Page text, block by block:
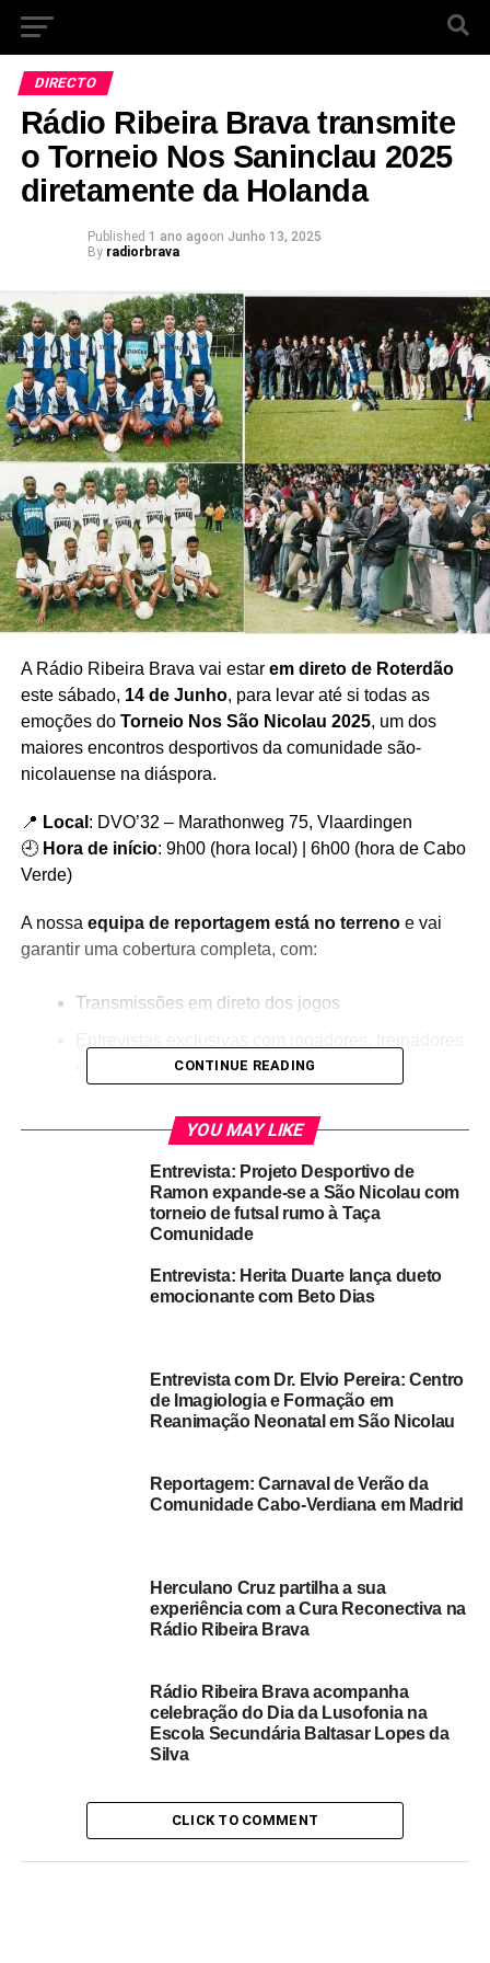
DIRECTO
Rádio Ribeira Brava transmite
o Torneio Nos Saninclau 2025
diretamente da Holanda
Published 1 ano agoon Junho 13, 2025
By radiorbrava
A Rádio Ribeira Brava vai estar em direto de Roterdão
este sábado, 14 de Junho, para levar até si todas as
emoções do Torneio Nos São Nicolau 2025, um dos
maiores encontros desportivos da comunidade são-
nicolauense na diáspora.
📍 Local : DVO’32 – Marathonweg 75, Vlaardingen
🕘 Hora de início: 9h00 (hora local) | 6h00 (hora de Cabo
Verde)
A nossa equipa de reportagem está no terrenoe vai
garantir uma cobertura completa, com:
Transmissões em direto dos jogos
e organizadores
Ambiente de festa e reencontro da comunidade
🏆 Equipas Participantes
Campinho
Queimadas
Juncalinho
Estância Brás
nicolauense espalhado pela Europa, com equipas
formadas por emigrantes, descendentes e apaixonados
pela ilha.
CONTINUE READING
YOU MAY LIKE
Entrevista: Projeto Desportivo de
Ramon expande-se a São Nicolau com
torneio de futsal rumo à Taça
Comunidade
Entrevista: Herita Duarte lança dueto
emocionante com Beto Dias
Entrevista com Dr. Elvio Pereira: Centro
de Imagiologia e Formação em
Reanimação Neonatal em São Nicolau
Reportagem: Carnaval de Verão da
Comunidade Cabo‑Verdiana em Madrid
Herculano Cruz partilha a sua
experiência com a Cura Reconectiva na
Rádio Ribeira Brava
Rádio Ribeira Brava acompanha
celebração do Dia da Lusofonia na
Escola Secundária Baltasar Lopes da
Silva
CLICK TO COMMENT